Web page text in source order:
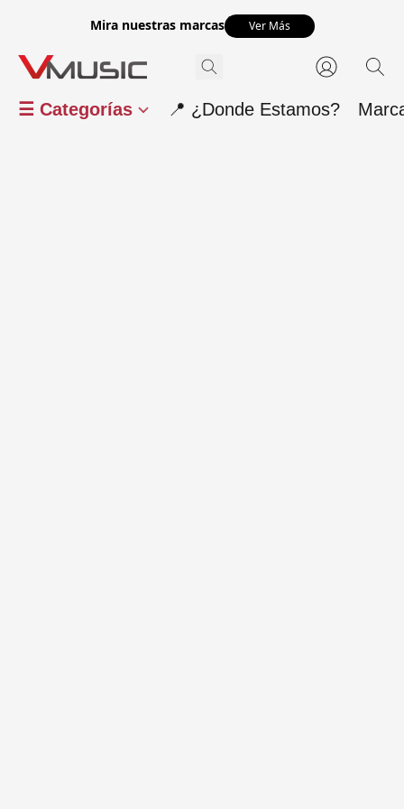
Mira nuestras marcas Ver Más
☰ Categorías 📍 ¿Donde Estamos?